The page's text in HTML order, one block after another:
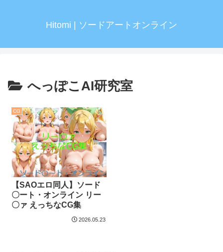
Hitomi | ソードアートオンライン
へっぽこAI研究室
CG
【SAOエロ同人】ソード
〇ート・オンライン リー
〇ァ えっちなCG集
2026.05.23